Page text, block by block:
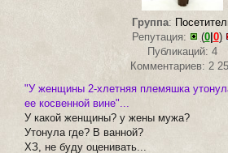
Группа:
Репутация:
(0| 0)
Публикаций: 4
Комментариев: 2
"У женщины 2-хлетняя племяшка
ее косвенной вине"...
У какой женщины? у жены мужа?
Утонула где? В ванной?
ХЗ, не буду оценивать...